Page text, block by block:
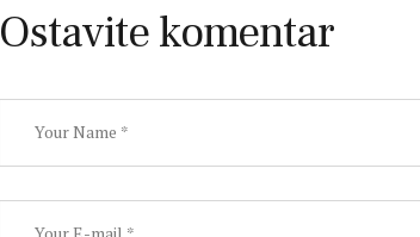
Ostavite komentar